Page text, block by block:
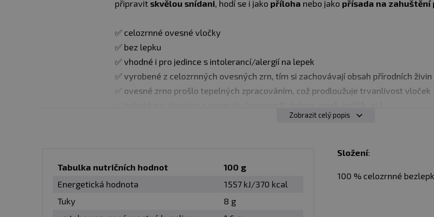
připravitskvělou snídani, hodí se i jako příloha nebo jako přísada na zahuštění
✅ celozrnné ovesné vločky
✅ bez lepku
✅ vhodné i pro jedince s intolerancí/alergií na lepek
✅ vyrobené z celozrnných ovesných zrn, tím si zachovávají obsah přírodních
✅ ovesné zrno prošlo tepelných zpracováním, což prodloužuje trvanlivost vloček
✅ široké využití v kuchyni - snídaňová kaše, příloha, přísada na zahuštění omáček/
✅ původ: Finsko
Zamíchejte a nechte 5-10 minut odstát, dokud vločky nezměknou a nenasáknou
Zobrazit celý popis
Tabulka nutričních hodnot
100 g
Energetická hodnota
1557 kJ/370 kcal
Tuky
8 g
Složení:
100 % celozrnné